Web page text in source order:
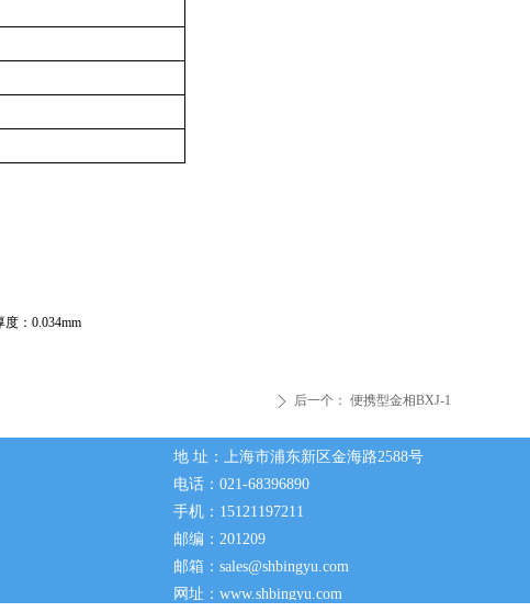
： 0.034mm
ꄲ 后一个： 便携型金相BXJ-1
地 址：上海市浦东新区金海路2588号
电话：021-68396890
手机：15121197211
邮编：201209
邮箱：sales@shbingyu.com
网址：www.shbingyu.com